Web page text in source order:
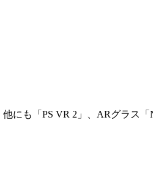
にも「PS VR 2」、ARグラス「